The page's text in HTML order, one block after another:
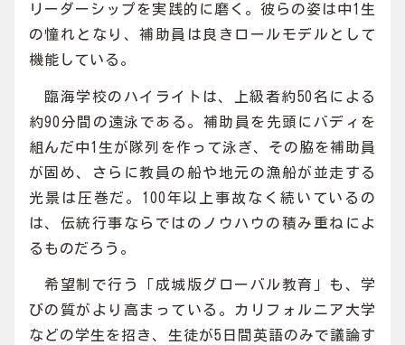
リーダーシップを実践的に磨く。彼らの姿は中1生
の憧れとなり、補助員は良きロールモデルとして
機能している。
臨海学校のハイライトは、上級者約50名による
約90分間の遠泳である。補助員を先頭にバディを
組んだ中1生が隊列を作って泳ぎ、その脇を補助員
が固め、さらに教員の船や地元の漁船が並走する
光景は圧巻だ。100年以上事故なく続いているの
は、伝統行事ならではのノウハウの積み重ねによ
るものだろう。
希望制で行う「成城版グローバル教育」も、学
びの質がより高まっている。カリフォルニア大学
などの学生を招き、生徒が5日間英語のみで議論す